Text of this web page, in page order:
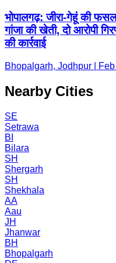
भोपालगढ़: जीरा-गेहूं की
गांजा की खेती, दो आरोपी
की कार्रवाई
Bhopalgarh, Jodhpur |
Nearby Cities
SE
Setrawa
BI
Bilara
SH
Shergarh
SH
Shekhala
AA
Aau
JH
Jhanwar
BH
Bhopalgarh